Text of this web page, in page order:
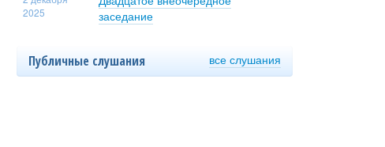
2025
заседание
Публичные слушания все слушания